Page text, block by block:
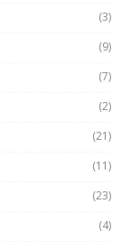
(3)
(9)
(7)
(2)
(21)
(11)
(23)
(4)